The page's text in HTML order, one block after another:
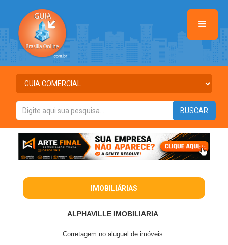
IMOBILIÁRIAS
ALPHAVILLE IMOBILIARIA
Corretagem no aluguel de imóveis